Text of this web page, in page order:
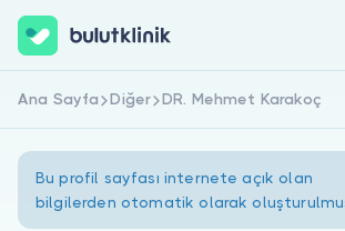
Hemen Kaydol
Ana Sayfa Diğer DR. Mehmet Karakoç
Bu profil sayfası internete açık olan
bilgilerden otomatik olarak